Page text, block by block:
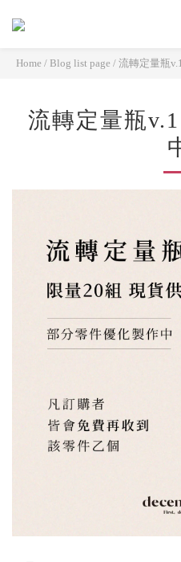
Home / Blog list page / 流轉定量瓶
流轉定量瓶